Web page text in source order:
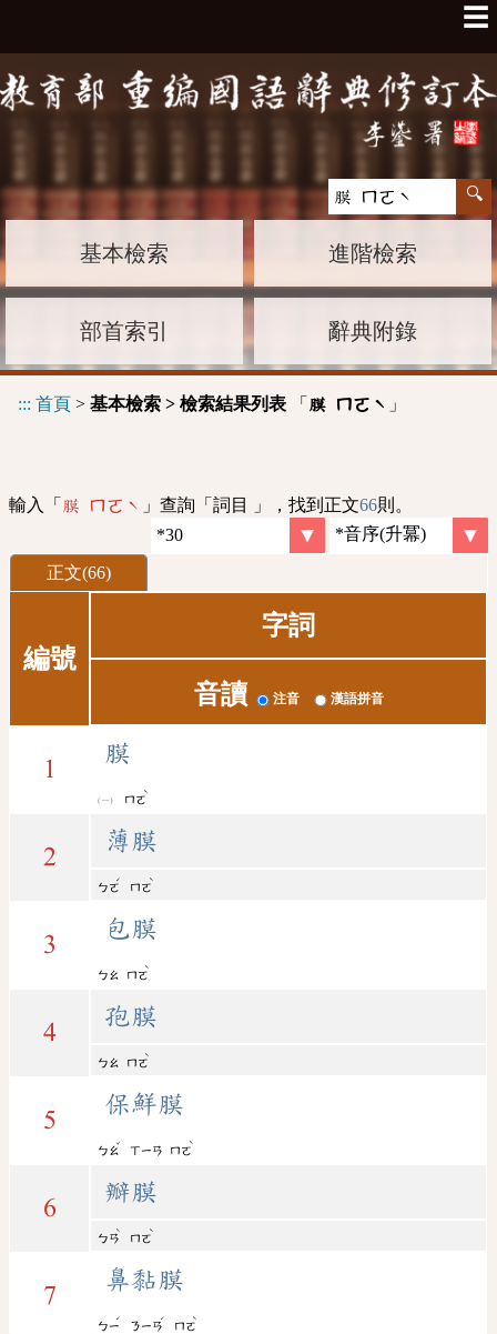
☰
基本檢索 進階檢索
部首索引 辭典附錄
::: 首頁 > 基本檢索 > 檢索結果列表 「 膜 ㄇㄛˋ 」
輸入「 膜 ㄇㄛˋ 」查詢「詞目 」，找到正文66則。
正文(66)
編號
字詞
音讀 注音 漢語拼音
1
膜
ㄇㄛ
ˋ
2
薄膜
ㄅㄛ
ˊ
ㄇㄛ
ˋ
3
包膜
ㄅㄠ ㄇㄛ
ˋ
4
孢膜
ㄅㄠ ㄇㄛ
ˋ
5
保鮮膜
ㄅㄠ
ˇ
ㄒㄧㄢ ㄇㄛ
ˋ
6
瓣膜
ㄅㄢ
ˋ
ㄇㄛ
ˋ
7
鼻黏膜
ㄅㄧ
ˊ
ㄋㄧㄢ
ˊ
ㄇㄛ
ˋ